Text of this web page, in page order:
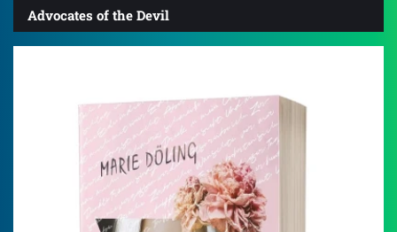
Advocates of the Devil